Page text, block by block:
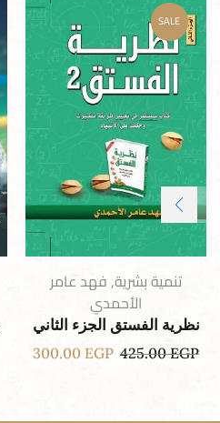
SALE
تنمية بشرية,فهد عامر
الأحمدي
نظرية الفستق الجزء الثاني
425.00EGP
300.00 EGP